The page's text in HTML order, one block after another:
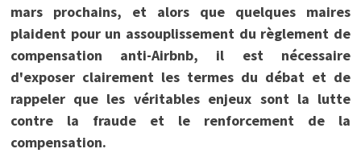
mars prochains, et alors que quelques maires
plaident pour un assouplissement du règlement de
compensation anti-Airbnb, il est nécessaire
d'exposer clairement les termes du débat et de
rappeler que les véritables enjeux sont la lutte
contre la fraude et le renforcement de la
compensation.